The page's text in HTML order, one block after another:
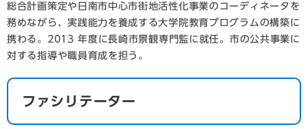
総合計画策定や日南市中心市街地活性化事業のコーディネータを
務めながら、実践能力を養成する大学院教育プログラムの構築に
携わる。2013 年度に長崎市景観専門監に就任。市の公共事業に
対する指導や職員育成を担う。
ファシリテーター